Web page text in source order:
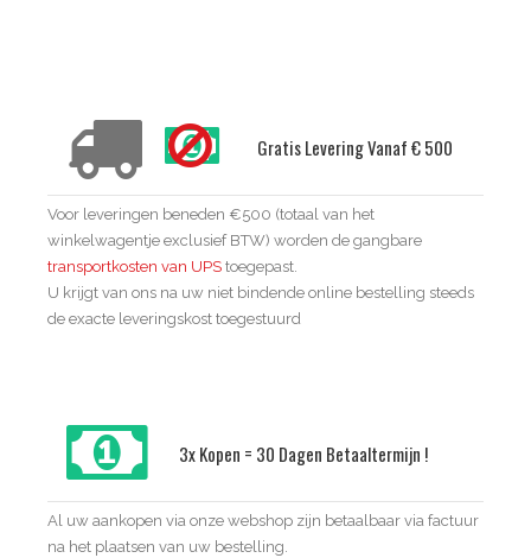
Delivery Conditions
Gratis Levering Vanaf € 500
Voor leveringen beneden €500 (totaal van het
winkelwagentje exclusief BTW) worden de gangbare
transportkosten van UPS toegepast.
U krijgt van ons na uw niet bindende online bestelling steeds
de exacte leveringskost toegestuurd
3x Kopen = 30 Dagen Betaaltermijn !
Al uw aankopen via onze webshop zijn betaalbaar via factuur
na het plaatsen van uw bestelling.